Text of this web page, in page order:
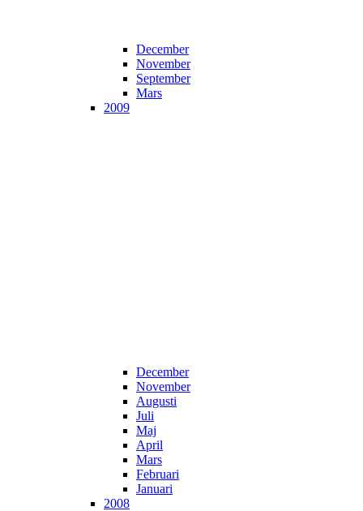
December
November
September
Mars
2009
December
November
Augusti
Juli
Maj
April
Mars
Februari
Januari
2008